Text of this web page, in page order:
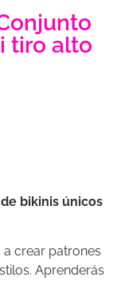
tiro alto
bikinis únicos
a crear patrones
Aprenderás